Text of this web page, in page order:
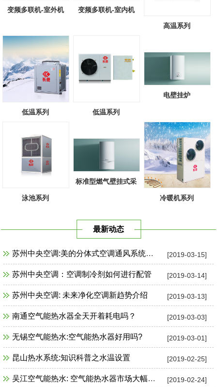
变频多联机-室外机 变频多联机-室内机
高温系列
低温系列 低温系列
电壁挂炉
泳池系列
标准型燃气壁挂式采
冷暖机系列
最新动态
[2019-03-15]
苏州中央空调:美的分体式空调通风系统故障检修
[2019-03-14]
苏州中央空调：空调制冷剂如何进行配管
[2019-03-13]
苏州中央空调: 未来净化空调新趋势介绍
[2019-03-03]
南通空气能热水器全天开着耗电吗？
[2019-03-01]
无锡空气能热水:空气能热水器好用吗?
[2019-02-25]
昆山热水系统:知识科普之水温设置
[2019-02-24]
吴江空气能热水: 空气能热水器市场大幅增长